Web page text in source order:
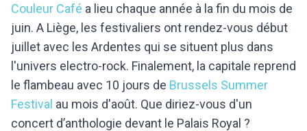
Couleur Café a lieu chaque année à la fin du mois de
juin. A Liège, les festivaliers ont rendez-vous début
juillet avec les Ardentes qui se situent plus dans
l'univers electro-rock. Finalement, la capitale reprend
le flambeau avec 10 jours de Brussels Summer
Festival au mois d'août. Que diriez-vous d'un
concert d’anthologie devant le Palais Royal ?